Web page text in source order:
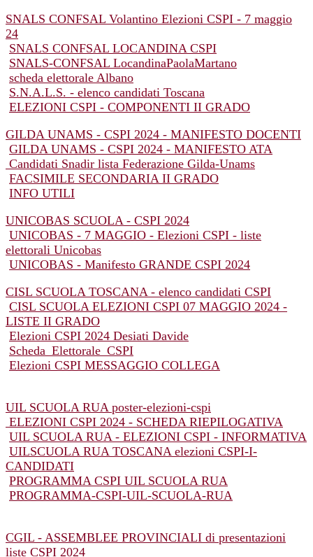
SNALS CONFSAL Volantino Elezioni CSPI - 7 maggio
24
SNALS CONFSAL LOCANDINA CSPI
SNALS-CONFSAL LocandinaPaolaMartano
scheda elettorale Albano
S.N.A.L.S. - elenco candidati Toscana
ELEZIONI CSPI - COMPONENTI II GRADO
GILDA UNAMS - CSPI 2024 - MANIFESTO DOCENTI
GILDA UNAMS - CSPI 2024 - MANIFESTO ATA
Candidati Snadir lista Federazione Gilda-Unams
FACSIMILE SECONDARIA II GRADO
INFO UTILI
UNICOBAS SCUOLA - CSPI 2024
UNICOBAS - 7 MAGGIO - Elezioni CSPI - liste
elettorali Unicobas
UNICOBAS - Manifesto GRANDE CSPI 2024
CISL SCUOLA TOSCANA - elenco candidati CSPI
CISL SCUOLA ELEZIONI CSPI 07 MAGGIO 2024 -
LISTE II GRADO
Elezioni CSPI 2024 Desiati Davide
Scheda_Elettorale_CSPI
Elezioni CSPI MESSAGGIO COLLEGA
UIL SCUOLA RUA poster-elezioni-cspi
ELEZIONI CSPI 2024 - SCHEDA RIEPILOGATIVA
UIL SCUOLA RUA - ELEZIONI CSPI - INFORMATIVA
UILSCUOLA RUA TOSCANA elezioni CSPI-I-
CANDIDATI
PROGRAMMA CSPI UIL SCUOLA RUA
PROGRAMMA-CSPI-UIL-SCUOLA-RUA
CGIL - ASSEMBLEE PROVINCIALI di presentazioni
liste CSPI 2024